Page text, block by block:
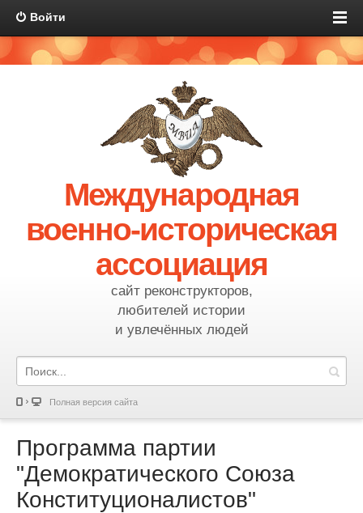
Войти
Международная
военно-историческая
ассоциация
сайт реконструкторов,
любителей истории
и увлечённых людей
Полная версия сайта
Программа партии
"Демократического Союза
Конституционалистов"